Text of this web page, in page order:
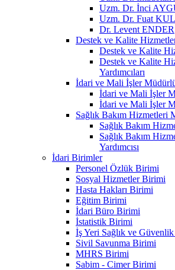
Uzm. Dr. İnci
Uzm. Dr. Fuat
Dr. Levent ENDER
Destek ve Kalite
Destek ve Kalite
Destek ve Kalite
Yardımcıları
İdari ve Mali İşler
İdari ve Mali İşler
İdari ve Mali İşler
Sağlık Bakım Hizmetleri
Sağlık Bakım
Sağlık Bakım
Yardımcısı
İdari Birimler
Personel Özlük Birimi
Sosyal Hizmetler Birimi
Hasta Hakları Birimi
Eğitim Birimi
İdari Büro Birimi
İstatistik Birimi
İş Yeri Sağlık ve
Sivil Savunma Birimi
MHRS Birimi
Sabim - Cimer Birimi